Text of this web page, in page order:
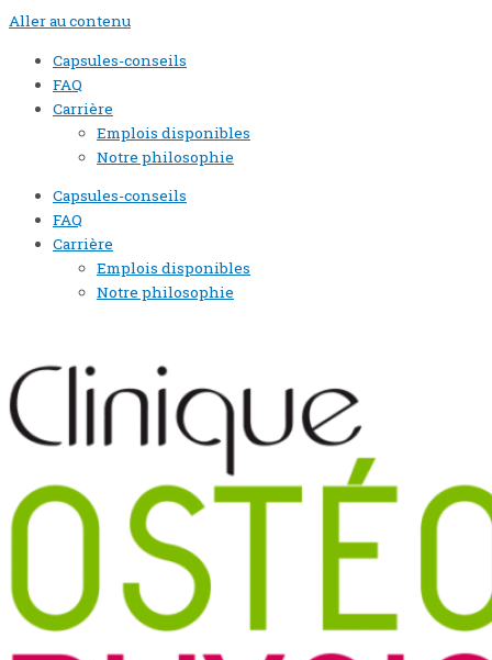
Aller au contenu
Capsules-conseils
FAQ
Carrière
Emplois disponibles
Notre philosophie
Capsules-conseils
FAQ
Carrière
Emplois disponibles
Notre philosophie